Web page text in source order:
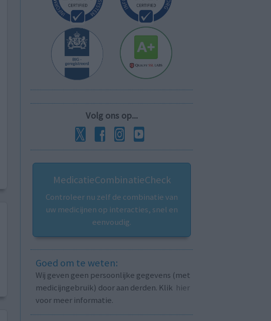
Volg ons op...
MedicatieCombinatieCheck
Controleer nu zelf de combinatie van
uw medicijnen op interacties, snel en
eenvoudig.
Goed om te weten:
Wij geven geen persoonlijke gegevens (met
medicijngebruik) door aan derden. Klik hier
voor meer informatie.